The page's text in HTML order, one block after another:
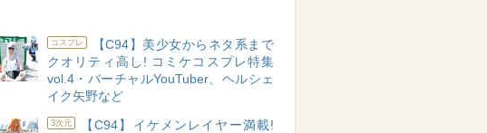
コスプレ
【C94】美少女からネタ系まで
クオリティ高し! コミケコスプレ特集
vol.4・バーチャルYouTuber、ヘルシェ
イク矢野など
3次元
【C94】イケメンレイヤー満載!